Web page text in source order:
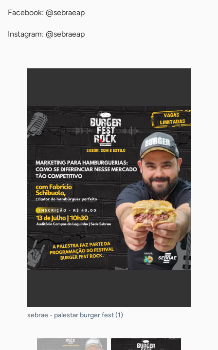
Facebook: @sebraeap
Instagram: @sebraeap
sebrae - palestar burger fest (1)
sebrae - palestar burger fest (3)
sebrae - palestar burger fest (2)